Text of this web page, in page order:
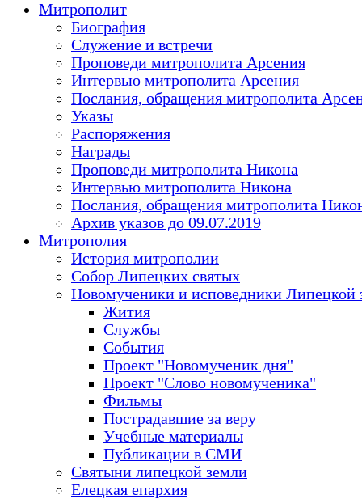
Митрополит
Биография
Служение и встречи
Проповеди митрополита Арсения
Интервью митрополита Арсения
Послания, обращения митрополита
Указы
Распоряжения
Награды
Проповеди митрополита Никона
Интервью митрополита Никона
Послания, обращения митрополита
Архив указов до 09.07.2019
Митрополия
История митрополии
Собор Липецких святых
Новомученики и исповедники Липецкой
Жития
Службы
События
Проект "Новомученик дня"
Проект "Слово новомученика"
Фильмы
Пострадавшие за веру
Учебные материалы
Публикации в СМИ
Святыни липецкой земли
Елецкая епархия